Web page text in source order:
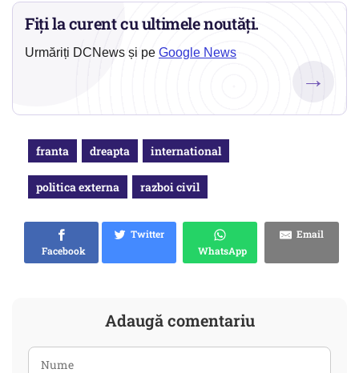
Fiți la curent cu ultimele noutăți.
Urmăriți DCNews și pe Google News
→
franta dreapta international
politica externa razboi civil
Facebook
Twitter
WhatsApp
Email
Adaugă comentariu